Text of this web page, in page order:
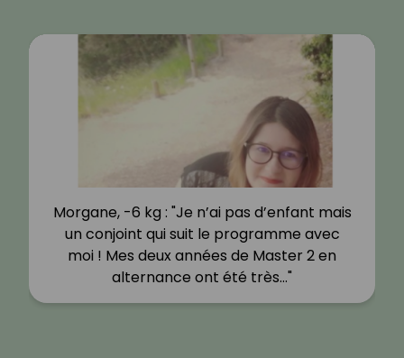
Morgane, -6 kg : "Je n’ai pas d’enfant mais
un conjoint qui suit le programme avec
moi ! Mes deux années de Master 2 en
alternance ont été très…"